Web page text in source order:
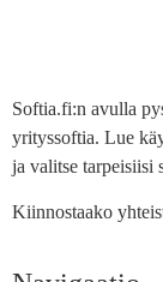
Softia.fi:n avulla
yrityssoftia. Lue
ja valitse tarpeisiisi
Kiinnostaako